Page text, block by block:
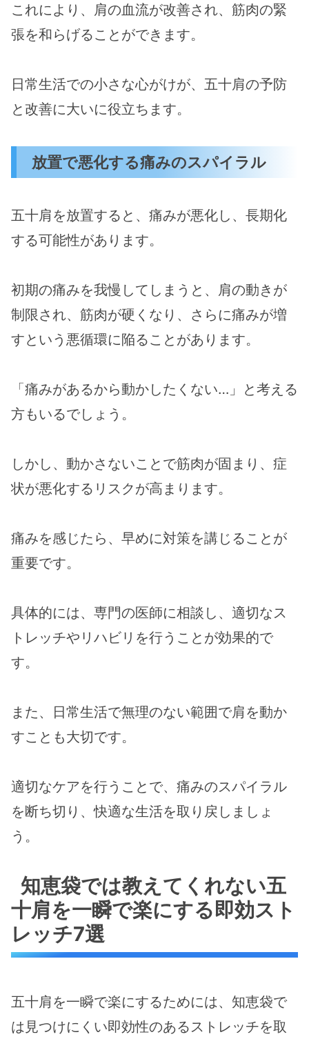
これにより、肩の血流が改善され、筋肉の緊
張を和らげることができます。
日常生活での小さな心がけが、五十肩の予防
と改善に大いに役立ちます。
放置で悪化する痛みのスパイラル
五十肩を放置すると、痛みが悪化し、長期化
する可能性があります。
初期の痛みを我慢してしまうと、肩の動きが
制限され、筋肉が硬くなり、さらに痛みが増
すという悪循環に陥ることがあります。
「痛みがあるから動かしたくない…」と考える
方もいるでしょう。
しかし、動かさないことで筋肉が固まり、症
状が悪化するリスクが高まります。
痛みを感じたら、早めに対策を講じることが
重要です。
具体的には、専門の医師に相談し、適切なス
トレッチやリハビリを行うことが効果的で
す。
また、日常生活で無理のない範囲で肩を動か
すことも大切です。
適切なケアを行うことで、痛みのスパイラル
を断ち切り、快適な生活を取り戻しましょ
う。
知恵袋では教えてくれない五
十肩を一瞬で楽にする即効スト
レッチ7選
五十肩を一瞬で楽にするためには、知恵袋で
は見つけにくい即効性のあるストレッチを取